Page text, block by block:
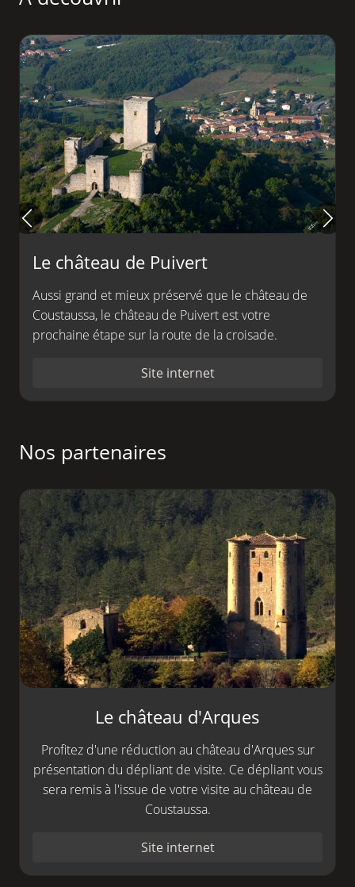
Le château de Puivert
Aussi grand et mieux préservé que le château de
Coustaussa, le château de Puivert est votre
prochaine étape sur la route de la croisade.
Site internet
Nos partenaires
Le château d'Arques
Profitez d'une réduction au château d'Arques sur
présentation du dépliant de visite. Ce dépliant vous
sera remis à l'issue de votre visite au château de
Coustaussa.
Site internet